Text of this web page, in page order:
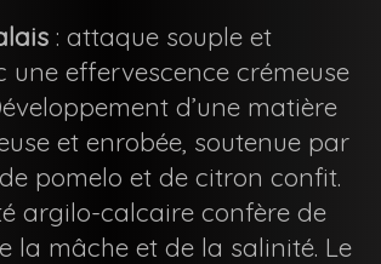
: attaque souple et
une effervescence crémeuse
d’une matière
et enrobée, soutenue par
pomelo et de citron confit.
argilo-calcaire confère de
la mâche et de la salinité. Le